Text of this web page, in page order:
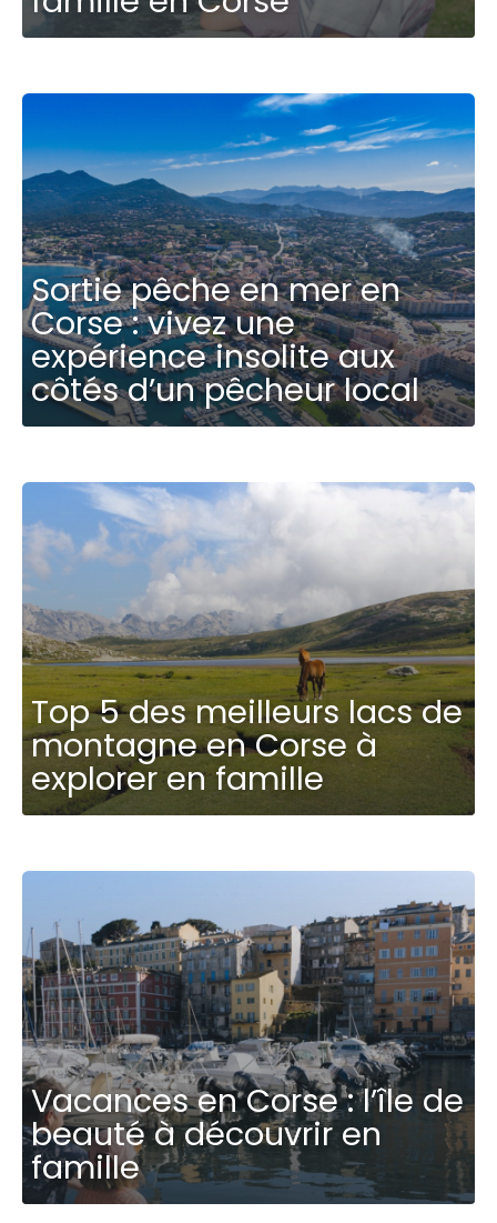
Sortie pêche en mer en
Corse : vivez une
expérience insolite aux
côtés d’un pêcheur local
Top 5 des meilleurs lacs de
montagne en Corse à
explorer en famille
Vacances en Corse : l’île de
beauté à découvrir en
famille